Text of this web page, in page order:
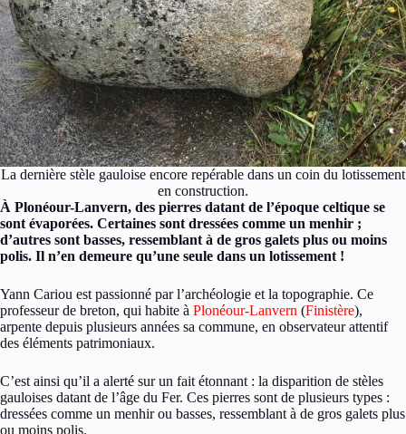
La dernière stèle gauloise encore repérable dans un coin du lotissement
en construction.
À Plonéour-Lanvern, des pierres datant de l’époque celtique se
sont évaporées. Certaines sont dressées comme un menhir ;
d’autres sont basses, ressemblant à de gros galets plus ou moins
polis. Il n’en demeure qu’une seule dans un lotissement !
Yann Cariou est passionné par l’archéologie et la topographie. Ce
professeur de breton, qui habite à Plonéour-Lanvern (Finistère),
arpente depuis plusieurs années sa commune, en observateur attentif
des éléments patrimoniaux.
C’est ainsi qu’il a alerté sur un fait étonnant : la disparition de stèles
gauloises datant de l’âge du Fer. Ces pierres sont de plusieurs types :
dressées comme un menhir ou basses, ressemblant à de gros galets plus
ou moins polis.